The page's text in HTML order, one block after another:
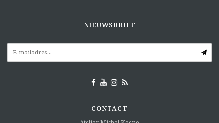
NIEUWSBRIEF
CONTACT